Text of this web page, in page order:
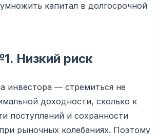
капитал в долгосрочной
Низкий риск
инвестора — стремиться не
доходности, сколько к
поступлений и сохранности
рыночных колебаниях. Поэтому